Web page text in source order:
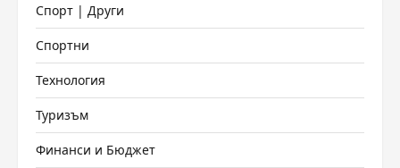
Спорт | Други
Спортни
Технология
Туризъм
Финанси и Бюджет